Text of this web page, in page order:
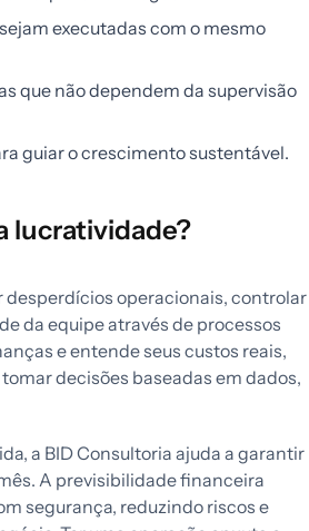
executadas com o mesmo
que não dependem da supervisão
guiar o crescimento sustentável.
lucratividade?
operacionais, controlar
da equipe através de processos
e entende seus custos reais,
decisões baseadas em dados,
a BID Consultoria ajuda a garantir
A previsibilidade financeira
segurança, reduzindo riscos e